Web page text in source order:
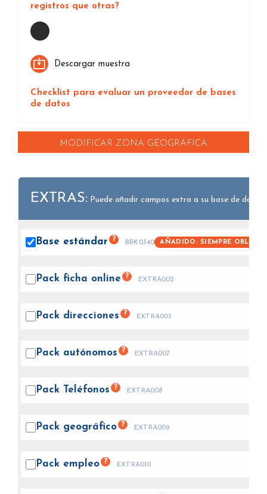
registros que otras?
Loading...
Descargar muestra
Checklist para evaluar un proveedor de bases
de datos
MODIFICAR ZONA GEOGRÁFICA
EXTRAS: Puede añadir campos extra a su base de datos.
Base estándar ? BRK0340 AÑADIDO: SIEMPRE
Pack ficha online ? EXTRA002
Pack direcciones ? EXTRA003
Pack autónomos ? EXTRA007
Pack Teléfonos ? EXTRA008
Pack geográfico ? EXTRA009
Pack empleo ? EXTRA010